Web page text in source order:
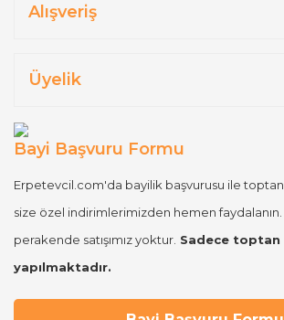
Alışveriş
Üyelik
Bayi Başvuru Formu
Erpetevcil.com'da bayilik başvurusu ile toptan
size özel indirimlerimizden hemen
perakende satışımız yoktur. Sadece toptan
yapılmaktadır.